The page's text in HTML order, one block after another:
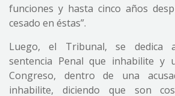
funciones y hasta cinco años
cesado en éstas”.
Luego, el Tribunal, se dedica
sentencia Penal que inhabilite y
Congreso, dentro de una
inhabilite, diciendo que son